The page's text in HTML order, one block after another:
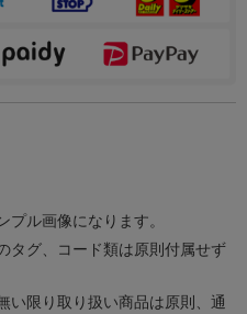
ル画像になります。
タグ、コード類は原則付属せず
い限り取り扱い商品は原則、通